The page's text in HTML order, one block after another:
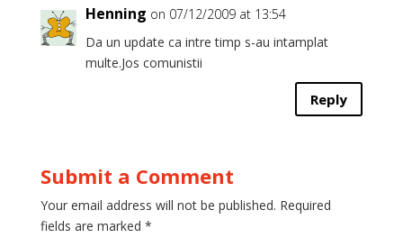
Henning on 07/12/2009 at 13:54
Da un update ca intre timp s-au intamplat
multe.Jos comunistii
Reply
Submit a Comment
Your email address will not be published. Required
fields are marked *